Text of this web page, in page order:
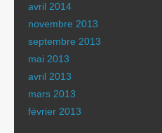
avril 2014
novembre 2013
septembre 2013
mai 2013
avril 2013
mars 2013
février 2013